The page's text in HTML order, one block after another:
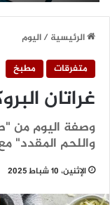
الرئيسية/اليوم
متفرقات
مطبخ
غراتان
وصفة اليوم من
واللحم المقدد"
الإثنين، 10 شباط 2025